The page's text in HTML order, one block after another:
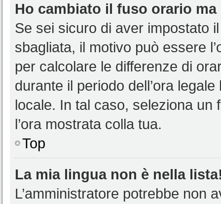
Ho cambiato il fuso orario ma
Se sei sicuro di aver impostato
sbagliata, il motivo può essere
per calcolare le differenze di
durante il periodo dell’ora
locale. In tal caso, seleziona
l’ora mostrata colla tua.
Top
La mia lingua non è nella
L’amministratore potrebbe non